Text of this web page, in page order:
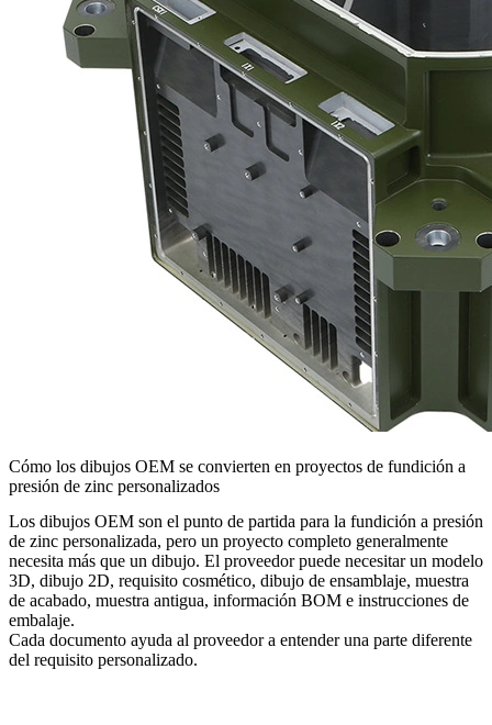
Cómo los dibujos OEM se convierten en proyectos de fundición a
presión de zinc personalizados
Los dibujos OEM son el punto de partida para la fundición a presión
de zinc personalizada, pero un proyecto completo generalmente
necesita más que un dibujo. El proveedor puede necesitar un modelo
3D, dibujo 2D, requisito cosmético, dibujo de ensamblaje, muestra
de acabado, muestra antigua, información BOM e instrucciones de
embalaje.
Cada documento ayuda al proveedor a entender una parte diferente
del requisito personalizado.